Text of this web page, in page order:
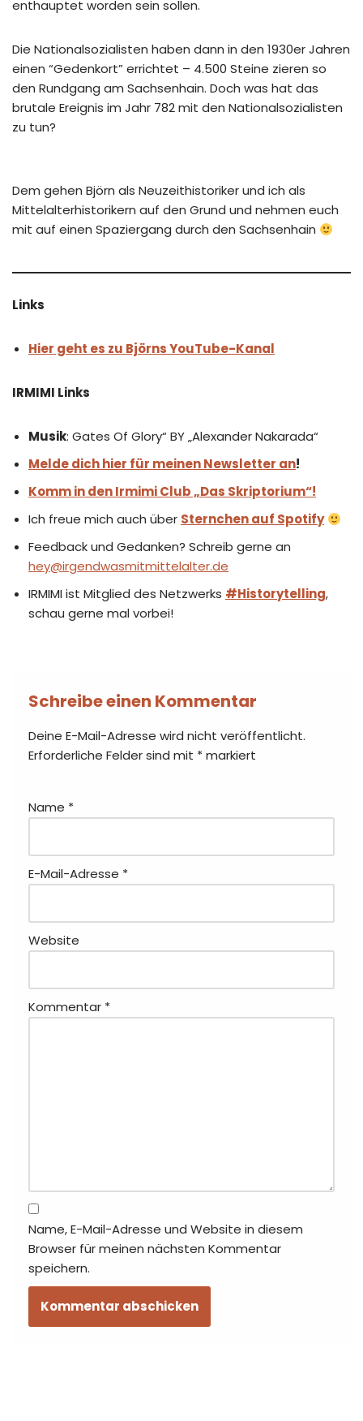
enthauptet worden sein sollen.
Die Nationalsozialisten haben dann in den 1930er Jahren
einen “Gedenkort” errichtet – 4.500 Steine zieren so
den Rundgang am Sachsenhain. Doch was hat das
brutale Ereignis im Jahr 782 mit den Nationalsozialisten
zu tun?
Dem gehen Björn als Neuzeithistoriker und ich als
Mittelalterhistorikern auf den Grund und nehmen euch
mit auf einen Spaziergang durch den Sachsenhain
Links
Hier geht es zu Björns YouTube-Kanal
IRMIMI Links
Musik: Gates Of Glory“ BY „Alexander Nakarada“
Melde dich hier für meinen Newsletter an!
Komm in den Irmimi Club „Das Skriptorium“!
Ich freue mich auch über Sternchen auf Spotify
Feedback und Gedanken? Schreib gerne an
hey@irgendwasmitmittelalter.de
IRMIMI ist Mitglied des Netzwerks #Historytelling,
schau gerne mal vorbei!
Schreibe einen Kommentar
Deine E-Mail-Adresse wird nicht veröffentlicht.
Erforderliche Felder sind mit *markiert
Name *
E-Mail-Adresse *
Website
Kommentar *
Name, E-Mail-Adresse und Website in diesem
Browser für meinen nächsten Kommentar
speichern.